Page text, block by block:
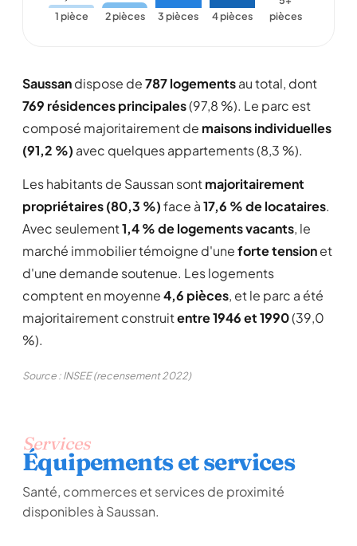
1 pièce
2 pièces
3 pièces 4 pièces
pièces
Saussandispose de787 logementsau total, dont
769 résidences principales(97,8 %). Le parc est
composé majoritairement de maisons individuelles
(91,2 %) avec quelques appartements (8,3 %).
Les habitants de Saussan sontmajoritairement
propriétaires (80,3 %)face à17,6 % de locataires.
Avec seulement1,4 % de logements vacants, le
marché immobilier témoigne d'uneforte tensionet
d'une demande soutenue. Les logements
comptent en moyenne4,6 pièces, et le parc a été
majoritairement construitentre 1946 et 1990(39,0
%).
Source : INSEE (recensement 2022)
Services
Équipements et services
Santé, commerces et services de proximité
disponibles à Saussan.